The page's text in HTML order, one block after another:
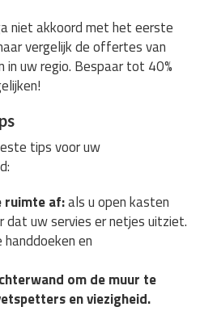
niet akkoord met het eerste
vergelijk de offertes van
in uw regio. Bespaar tot 40%
tips voor uw
ruimte af:als u open kasten
dat uw servies er netjes uitziet.
en
om de muur te
en viezigheid.